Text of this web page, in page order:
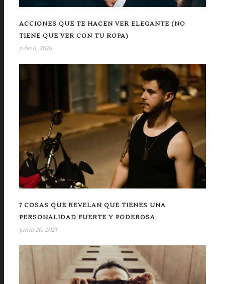
ACCIONES QUE TE HACEN VER ELEGANTE (NO
TIENE QUE VER CON TU ROPA)
julio 6, 2026
7 COSAS QUE REVELAN QUE TIENES UNA
PERSONALIDAD FUERTE Y PODEROSA
junio 20, 2023